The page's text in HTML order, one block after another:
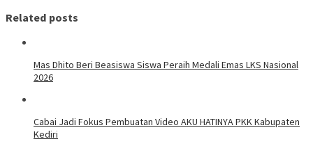
Related posts
Mas Dhito Beri Beasiswa Siswa Peraih Medali Emas LKS Nasional
2026
Cabai Jadi Fokus Pembuatan Video AKU HATINYA PKK Kabupaten
Kediri